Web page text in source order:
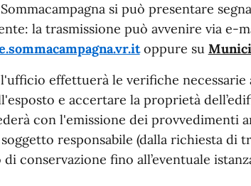
si può presentare
la trasmissione può avvenire via e-
oppure su
l'ufficio effettuerà le verifiche necessarie
e accertare la proprietà
con l'emissione dei provvedimenti
responsabile (dalla richiesta di
conservazione fino all’eventuale